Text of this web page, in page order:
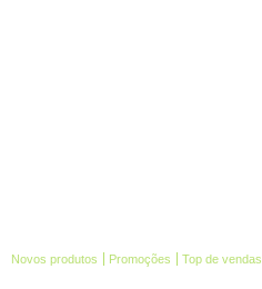
Novos produtos Promoções Top de vendas